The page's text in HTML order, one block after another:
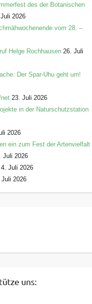
des der Botanischen
2026
vom 28. –
Helge Rochhausen 26. Juli
Der Spar-Uhu geht um!
23. Juli 2026
in der Naturschutzstation
2026
ein zum Fest der Artenvielfalt
Juli 2026
4. Juli 2026
Juli 2026
uns: